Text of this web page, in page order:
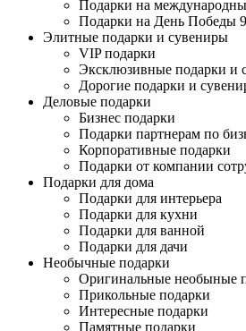
Подарки на
Подарки на День Победы
Элитные подарки и сувениры
VIP подарки
Эксклюзивные подарки и
Дорогие подарки и
Деловые подарки
Бизнес подарки
Подарки партнерам по
Корпоративные подарки
Подарки от компании
Подарки для дома
Подарки для интерьера
Подарки для кухни
Подарки для ванной
Подарки для дачи
Необычные подарки
Оригинальные необыные
Прикольные подарки
Интересные подарки
Памятные подарки